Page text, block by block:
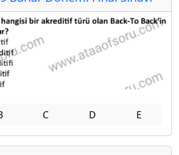
C D E